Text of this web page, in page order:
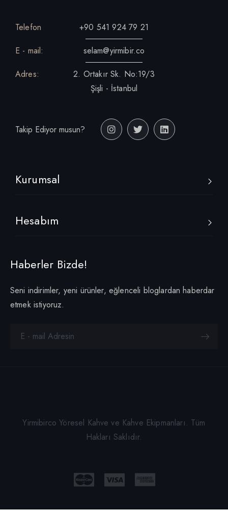
Telefon
+90 541 924 79 21
E - mail:
selam@yirmibir.co
Adres:
2. Ortakır Sk. No:19/3
Şişli - İstanbul
Takip Ediyor musun?
Kurumsal
Hesabım
Haberler Bizde!
Seni indirimler, yeni ürünler, eğlenceli bloglardan haberdar
etmek istiyoruz.
Yirmibirco Yöresel Kahve ve Kahve Ekipmanları. Tüm
Hakları Saklıdır.